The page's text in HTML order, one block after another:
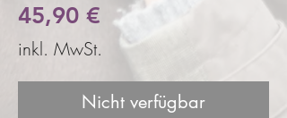
45,90 € Preis
inkl. MwSt.
Nicht verfügbar